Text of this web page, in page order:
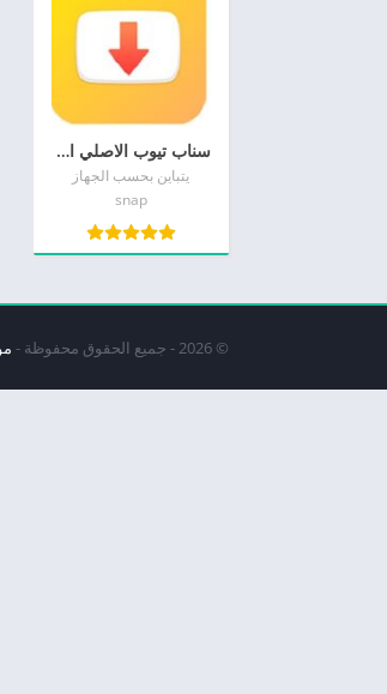
سناب تيوب الاصلي الاصفر القديم 2026 تحميل Snaptube APK
يتباين بحسب الجهاز
snap
© 2026 - جميع الحقوق محفوظة -